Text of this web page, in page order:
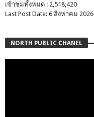
เข้าชมทั้งหมด : 2,518,420
Last Post Date: 6 สิงหาคม 2026
NORTH PUBLIC CHANEL